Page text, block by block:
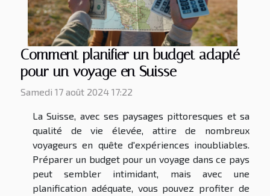
Comment planifier un budget adapté
pour un voyage en Suisse
Samedi 17 août 2024 17:22
La Suisse, avec ses paysages pittoresques et sa
qualité de vie élevée, attire de nombreux
voyageurs en quête d'expériences inoubliables.
Préparer un budget pour un voyage dans ce pays
peut sembler intimidant, mais avec une
planification adéquate, vous pouvez profiter de